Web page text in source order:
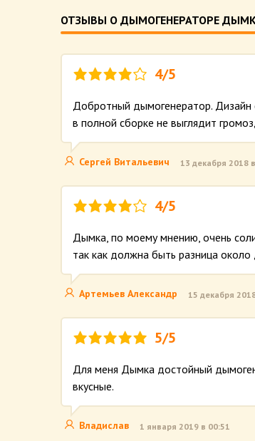
ОТЗЫВЫ О ДЫМОГЕНЕРАТОРЕ
4/5
Добротный дымогенератор. Дизайн
в полной сборке не выглядит
Сергей Витальевич 13 декабря 2018
4/5
Дымка, по моему мнению, очень
так как должна быть разница
Артемьев Александр 15 декабря
5/5
Для меня Дымка достойный
вкусные.
Владислав 1 января 2019 в 00:51